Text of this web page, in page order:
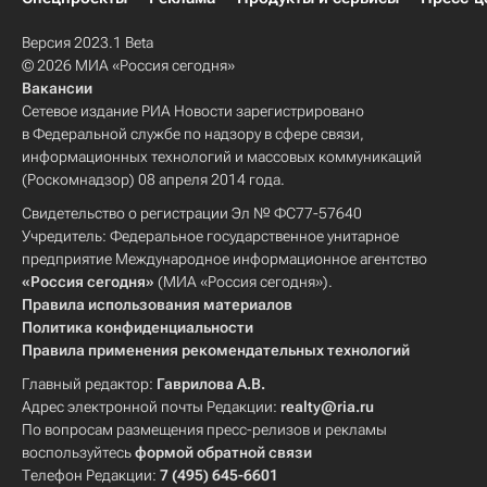
Версия 2023.1 Beta
© 2026 МИА «Россия сегодня»
Вакансии
Сетевое издание РИА Новости зарегистрировано
в Федеральной службе по надзору в сфере связи,
информационных технологий и массовых коммуникаций
(Роскомнадзор) 08 апреля 2014 года.
Свидетельство о регистрации Эл № ФС77-57640
Учредитель: Федеральное государственное унитарное
предприятие Международное информационное агентство
«Россия сегодня» (МИА «Россия сегодня»).
Правила использования материалов
Политика конфиденциальности
Правила применения рекомендательных технологий
Главный редактор: Гаврилова А.В.
Адрес электронной почты Редакции: realty@ria.ru
По вопросам размещения пресс-релизов и рекламы
воспользуйтесьформой обратной связи
Телефон Редакции: 7 (495) 645-6601